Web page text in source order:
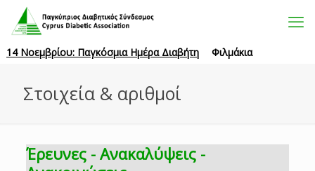
14 Νοεμβρίου: Παγκόσμια Ημέρα Διαβήτη Φιλμάκια
Στοιχεία & αριθμοί
Έρευνες - Ανακαλύψεις -